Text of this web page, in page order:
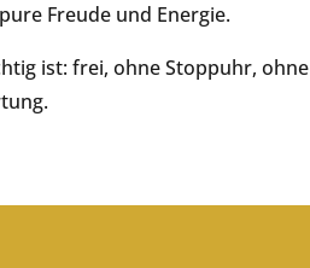
Freude und Energie.
ist: frei, ohne Stoppuhr,